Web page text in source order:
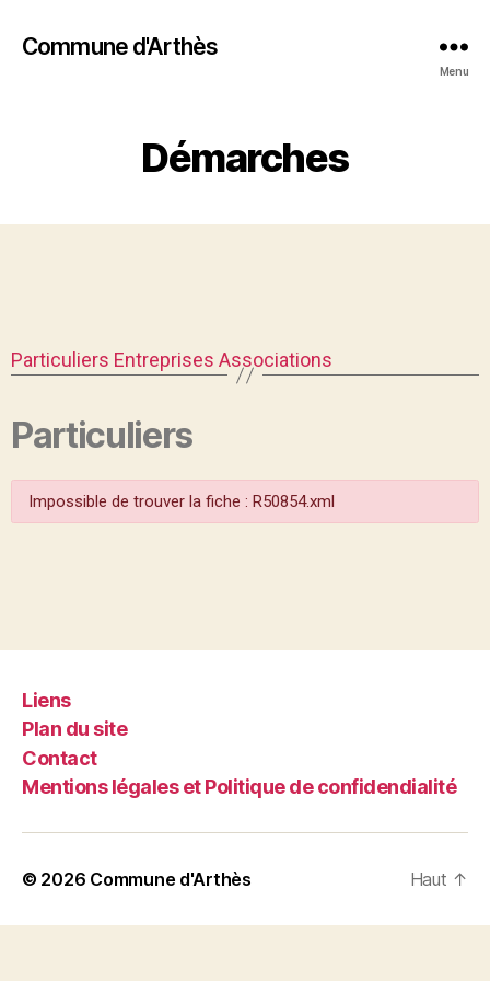
Commune d'Arthès
Menu
Démarches
Particuliers Entreprises Associations
Particuliers
Impossible de trouver la fiche : R50854.xml
Liens
Plan du site
Contact
Mentions légales et Politique de confidendialité
© 2026 Commune d'Arthès Haut ↑